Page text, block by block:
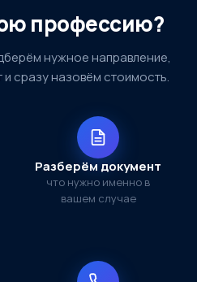
профессию?
нужное направление,
сразу назовём стоимость.
Разберём документ
что нужно именно в
вашем случае